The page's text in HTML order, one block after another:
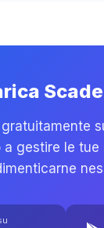
a gestire le